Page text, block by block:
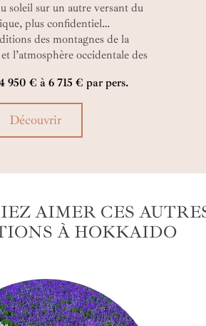
soleil sur un autre versant du
plus confidentiel…
des montagnes de la
l’atmosphère occidentale des
ce circuit tout
aux familles est plus beau
!
950 € à 6 715 € par pers.
Découvrir
AIMER CES
À HOKKAIDO